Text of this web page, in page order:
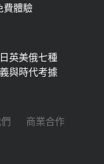
費體驗
英美俄七種
與時代考據
商業合作